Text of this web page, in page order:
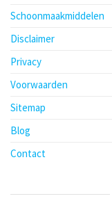
Schoonmaakmiddelen
Disclaimer
Privacy
Voorwaarden
Sitemap
Blog
Contact